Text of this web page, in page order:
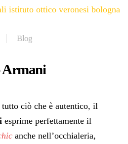
Blog
Armani
tutto ciò che è autentico, il
esprime perfettamente il
anche nell’occhialeria,